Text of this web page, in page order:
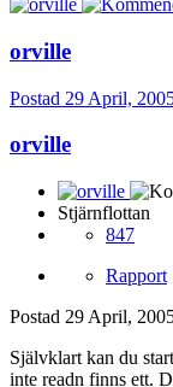
orville
Postad 29 April,
orville
Stjärnflottan
847
Rapport
Postad 29 April,
Självklart kan du
inte readn finns ett.